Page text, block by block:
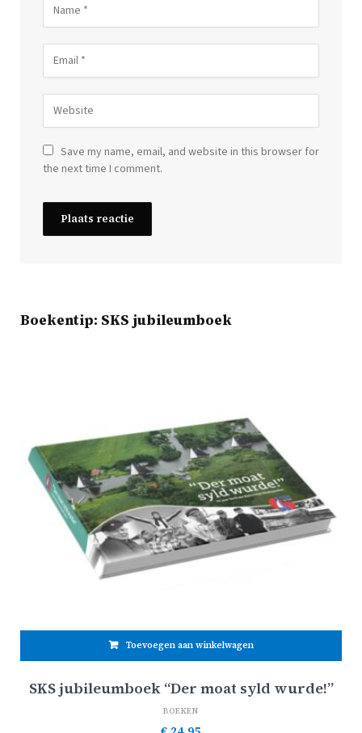
Save my name, email, and website in this browser for
the next time I comment.
Boekentip: SKS jubileumboek
Toevoegen aan winkelwagen
SKS jubileumboek “Der moat syld wurde!”
BOEKEN